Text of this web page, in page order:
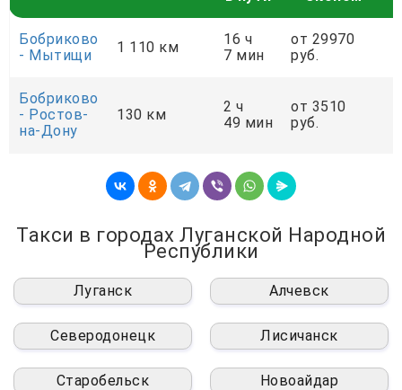
Бобриково
- Мытищи
1 110 км
16 ч
7 мин
от 29970
руб.
Бобриково
- Ростов-
на-Дону
130 км
2 ч
49 мин
от 3510
руб.
Такси в городах Луганской Народной
Республики
Луганск Алчевск
Северодонецк Лисичанск
Старобельск Новоайдар